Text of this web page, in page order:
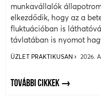
munkavállalók
elkezdődik, hogy az a
fluktuációban is
távlatában is nyomot
ÜZLET PRAKTIKUSAN 2026.
TOVÁBBI CIKKEK